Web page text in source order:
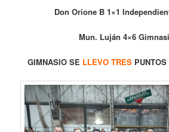
Don Orione B 1×1
Mun. Luján 4×6
GIMNASIO SE LLEVO TRES